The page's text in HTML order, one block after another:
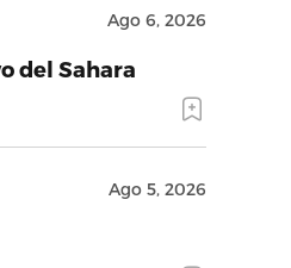
Ago 6, 2026
del Sahara
Ago 5, 2026